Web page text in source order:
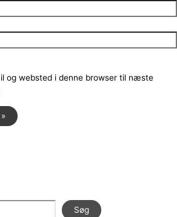
og websted i denne browser til næste
Søg